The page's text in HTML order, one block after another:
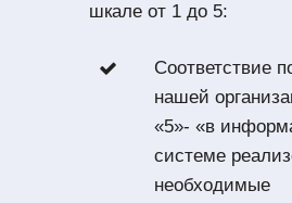
шкале от 1 до 5:
Соответствие
нашей
«5»- «в
системе
необходимые